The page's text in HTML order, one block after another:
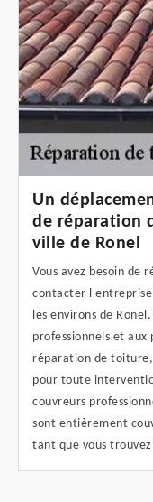
Un
de réparation
ville de Ronel
Vous avez besoin de
contacter l'entreprise
les environs de
professionnels et
réparation de toiture,
pour toute
couvreurs
sont entièrement
tant que vous